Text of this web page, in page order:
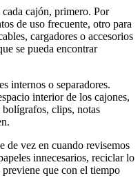
cajón, primero. Por
de uso frecuente, otro para
cargadores o accesorios
se pueda encontrar
internos o separadores.
interior de los cajones,
clips, notas
de vez en cuando revisemos
innecesarios, reciclar lo
que con el tiempo